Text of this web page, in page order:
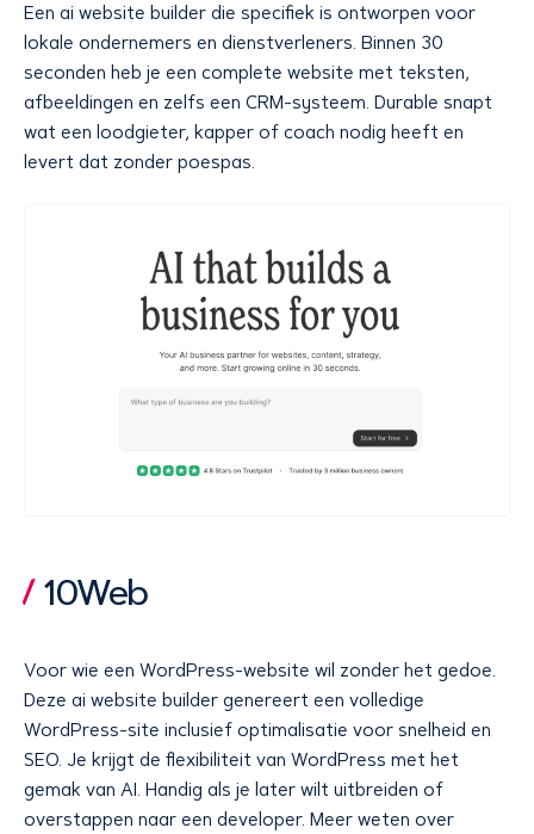
Een ai website builder die specifiek is ontworpen voor
lokale ondernemers en dienstverleners. Binnen 30
seconden heb je een complete website met teksten,
afbeeldingen en zelfs een CRM-systeem. Durable snapt
wat een loodgieter, kapper of coach nodig heeft en
levert dat zonder poespas.
10Web
Voor wie een WordPress-website wil zonder het gedoe.
Deze ai website builder genereert een volledige
WordPress-site inclusief optimalisatie voor snelheid en
SEO. Je krijgt de flexibiliteit van WordPress met het
gemak van AI. Handig als je later wilt uitbreiden of
overstappen naar een developer. Meer weten over